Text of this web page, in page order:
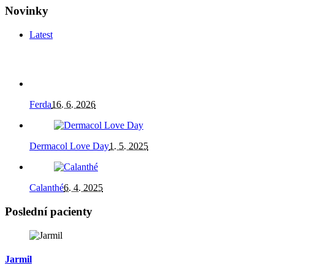
Novinky
Latest
Ferda16. 6. 2026
Dermacol Love Day1. 5. 2025
Calanthé6. 4. 2025
Poslední pacienty
Jarmil